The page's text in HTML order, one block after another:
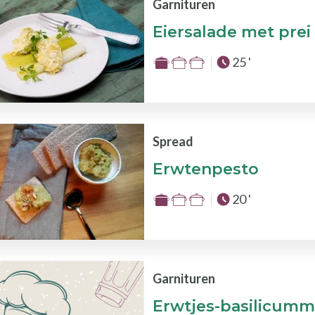
Eiersalade met prei
Garnituren
Moeilijkheid
de
Totale tijd :
25 '
Erwtenpesto
Spread
Moeilijkheid
de
Totale tijd :
20 '
Erwtjes-
Garnituren